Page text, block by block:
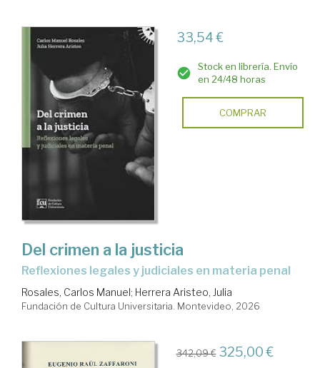
33,54 €
Stock en librería. Envío
en 24/48 horas
COMPRAR
Del crimen a la justicia
Reflexiones legales y judiciales en materia penal
Rosales, Carlos Manuel; Herrera Aristeo, Julia
Fundación de Cultura Universitaria. Montevideo, 2026
342,09 € 325,00 €